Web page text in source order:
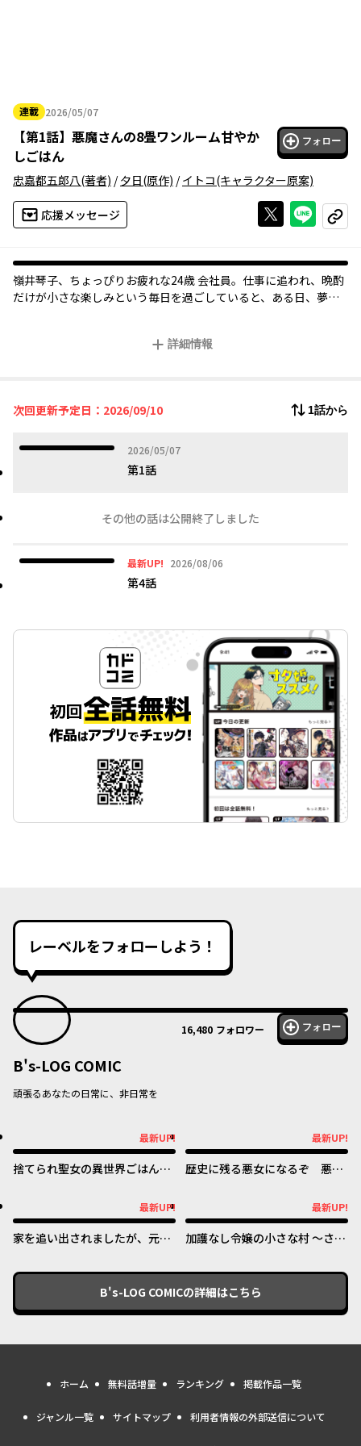
連載 2026/05/07
2026年05月07日
【第1話】 悪魔さんの8畳ワンルーム甘やか
しごはん
フォロー
忠嘉都五郎八(著者) /夕日(原作) /イトコ(キャラクター原案)
応援メッセージ Xで投稿する
ライン
コピー
嶺井琴子、ちょっぴりお疲れな24歳 会社員。仕事に追われ、晩酌
だけが小さな楽しみという毎日を過ごしていると、ある日、夢の
は……「うわ。この子、精気も体力も枯れっ枯れだ」
美味しいごはんのお礼は–––キス。
インキュバスなんかに惹かれちゃいけない、彼が優しくしてくれ
るのは自分を食べるためだと何度自分に言い聞かせても、美味し
詳細情報
次回更新予定日：2026/09/10 1話から
2026/05/07
2026年05月07日
第1話
その他の話は公開終了しました
最新UP! 2026/08/06
2026年08月06日
第4話
レーベルをフォローしよう！
16,480 フォロワー フォロー
B's-LOG COMIC
頑張るあなたの日常に、非日常を
最新UP!
捨てられ聖女の異世界ごはん
最新UP!
歴史に残る悪女になるぞ 悪役
最新UP!
家を追い出されましたが、元気
法と前世知識で快適便利なセカ
最新UP!
加護なし令嬢の小さな村 ～さ
～
B's-LOG COMICの詳細はこちら
ホーム 無料話増量 ランキング 掲載作品一覧
ジャンル一覧 サイトマップ 利用者情報の外部送信について